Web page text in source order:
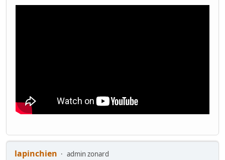
lapinchien
admin zonard